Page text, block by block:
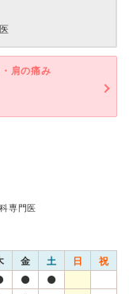
肩の痛み
専門医
金 土 日 祝